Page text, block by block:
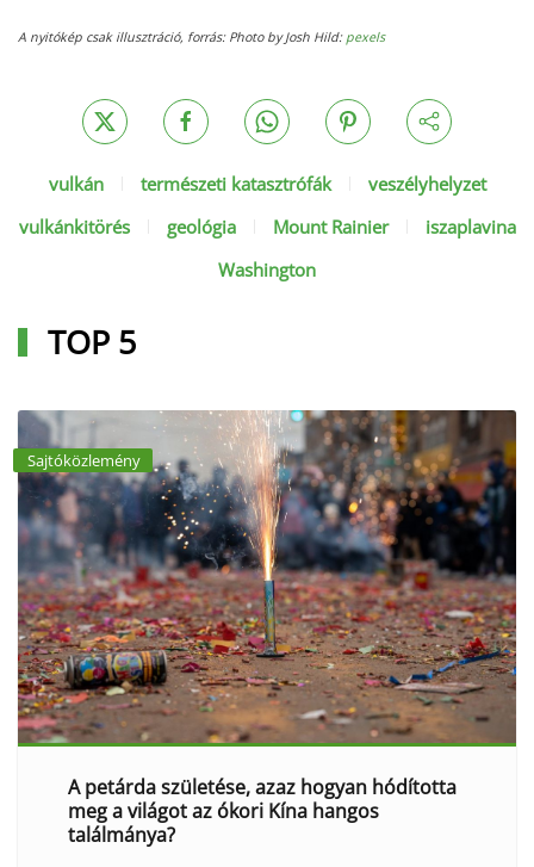
A nyitókép csak illusztráció, forrás: Photo by Josh Hild: pexels
vulkán természeti katasztrófák
veszélyhelyzet
vulkánkitörés
geológia Mount Rainier
iszaplavina
Washington
TOP 5
Sajtóközlemény
A petárda születése, azaz hogyan hódította
meg a világot az ókori Kína hangos
találmánya?